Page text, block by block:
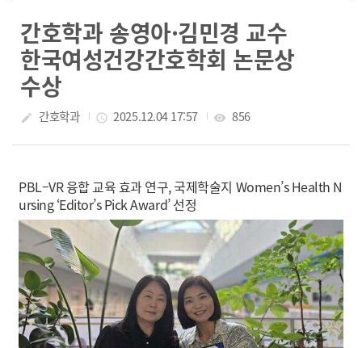
간호학과 송영아·김민경 교수
한국여성건강간호학회 논문상
수상
작성자
create 간호학과 작성일
access_time 2025.12.04 17:57 조회수
visibility 856
PBL–VR 융합 교육 효과 연구, 국제학술지 Women’s Health N
ursing ‘Editor’s Pick Award’ 선정